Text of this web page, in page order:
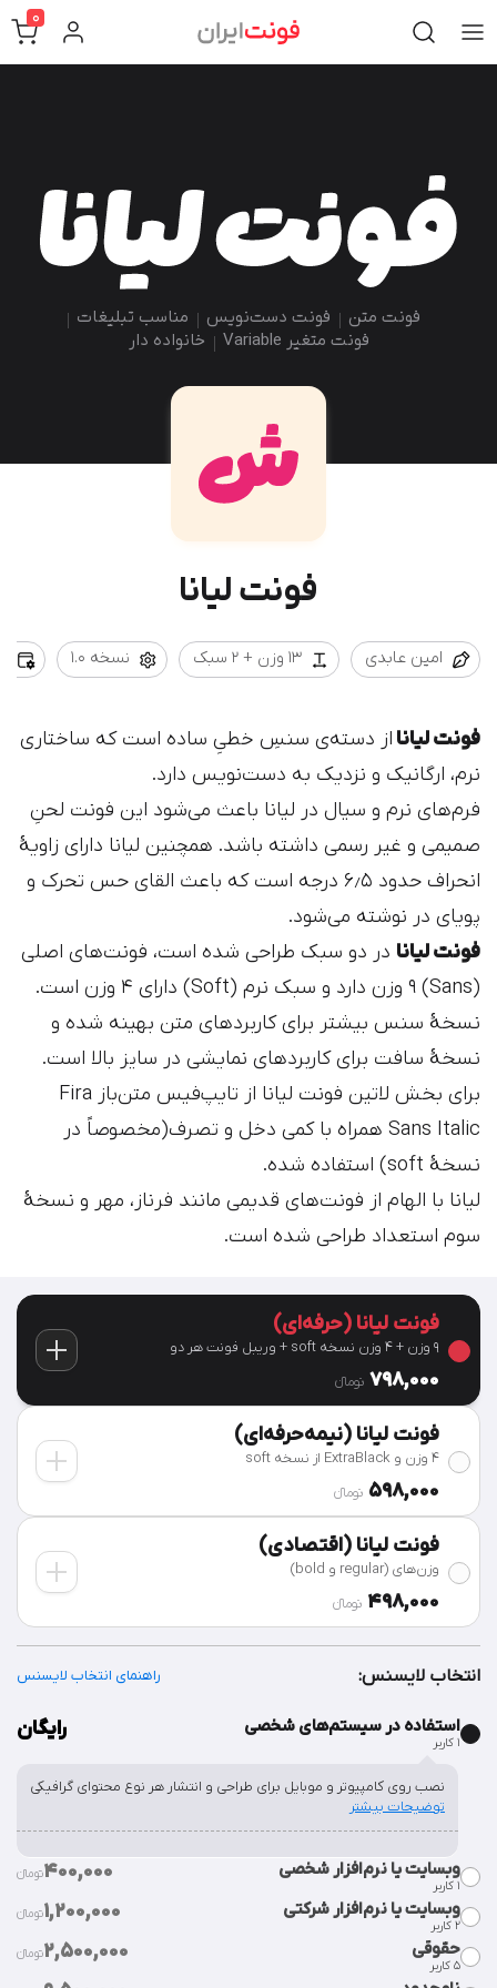
0
فونت متن فونت دست‌نویس
مناسب تبلیغات
فونت متغیر Variable
خانواده دار
فونت لیانا
امین عابدی 13 وزن + 2 سبک نسخه 1.0
فونت لیانا از دسته‌ی سنسِ خطیِ ساده است که ساختاری
نرم، ارگانیک و نزدیک به دست‌نویس دارد.
فرم‌های نرم و سیال در لیانا باعث می‌شود این فونت لحنِ
صمیمی و غیر رسمی داشته باشد. همچنین لیانا دارای زاویۀ
انحراف حدود ۶٫۵ درجه است که باعث القای حس تحرک و
پویای در نوشته می‌شود.
فونت لیانا در دو سبک طراحی شده است، فونت‌های اصلی
(Sans) ۹ وزن دارد و سبک نرم (Soft) دارای ۴ وزن است.
نسخۀ سنس بیشتر برای کاربردهای متن بهینه شده و
نسخۀ سافت برای کاربردهای نمایشی در سایز بالا است.
برای بخش لاتین فونت لیانا از تایپ‌فیس متن‌باز Fira
Sans Italic همراه با کمی دخل و تصرف(مخصوصاً در
نسخۀ soft) استفاده شده.
لیانا با الهام از فونت‌های قدیمی مانند فرناز، مهر و نسخۀ
سوم استعداد طراحی شده است.
فونت لیانا (حرفه‌ای)
۹ وزن + ۴ وزن نسخه soft + وریبل فونت هر دو
798,000 تومان‫ء‬
فونت لیانا (نیمه‌حرفه‌ای)
۴ وزن و ExtraBlack از نسخه soft
598,000 تومان‫ء‬
فونت لیانا (اقتصادی)
وزن‌های (regular و bold)
498,000 تومان‫ء‬
انتخاب لایسنس: راهنمای انتخاب لایسنس
استفاده در سیستم‌های شخصی
۱ کاربر
رایگان
نصب روی کامپیوتر و موبایل برای طراحی و انتشار هر نوع محتوای گرافیکی
توضیحات بیشتر
وبسایت یا نرم‌افزار شخصی
۱ کاربر
400,000تومان‫ء‬‫
قراردادن فایل فونت در سورس وبسایت یا نرم‌افزار شخصی.
بیشتر
وبسایت یا نرم‌افزار شرکتی
٢ کاربر
1,200,000تومان‫ء‬‫
قراردادن فایل فونت در سورس وبسایت یا نرم‌افزار شرکت.
حقوقی
۵ کاربر
2,500,000تومان‫ء‬‫